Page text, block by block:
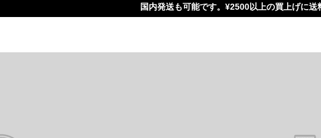
国内発送も可能です。¥2500以上の買上げに送